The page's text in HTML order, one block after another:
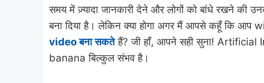
समय में ज़्यादा जानकारी देने और लोगों को बांधे रखने की
बना दिया है। लेकिन क्या होगा अगर मैं आपसे कहूँ कि आप
video बना सकतेहैं? जी हाँ, आपने सही सुना!
banana बिल्कुल संभव है।